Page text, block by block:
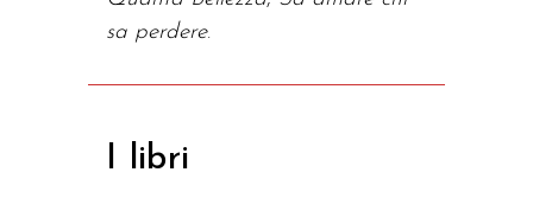
sa perdere.
I libri